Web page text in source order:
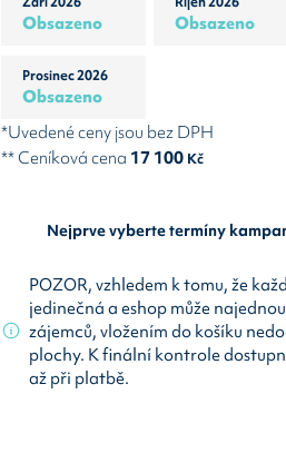
Obsazeno Obsazeno
Prosinec 2026
Obsazeno
*Uvedené ceny jsou bez DPH
** Ceníková cena 17 100 Kč
Nejprve vyberte termíny
POZOR, vzhledem k tomu, že
jedinečná a eshop může
zájemců, vložením do košíku
plochy. K finální kontrole
až při platbě.